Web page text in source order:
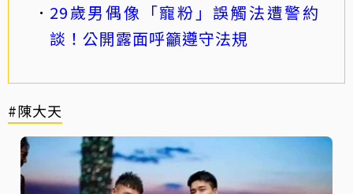
29歲男偶像「寵粉」誤觸法遭警約
談！公開露面呼籲遵守法規
#陳大天